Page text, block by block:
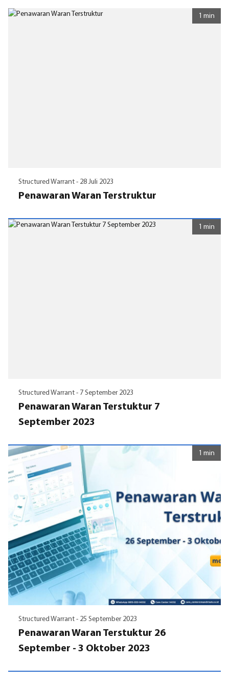
1 min
Structured Warrant - 28 Juli 2023
Penawaran Waran Terstruktur
1 min
Structured Warrant - 7 September 2023
Penawaran Waran Terstuktur 7
September 2023
1 min
Structured Warrant - 25 September 2023
Penawaran Waran Terstuktur 26
September - 3 Oktober 2023